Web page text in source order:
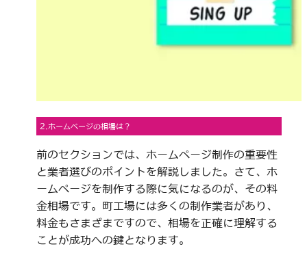
2.ホームページの相場は？
前のセクションでは、ホームページ制作の重要性
と業者選びのポイントを解説しました。さて、ホ
ームページを制作する際に気になるのが、その料
金相場です。町工場には多くの制作業者があり、
料金もさまざまですので、相場を正確に理解する
ことが成功への鍵となります。